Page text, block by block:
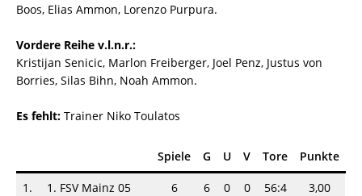
Boos, Elias Ammon, Lorenzo Purpura.
Vordere Reihe v.l.n.r.:
Kristijan Senicic, Marlon Freiberger, Joel Penz, Justus von
Borries, Silas Bihn, Noah Ammon.
Es fehlt: Trainer Niko Toulatos
Spiele G U V Tore Punkte
1. 1. FSV Mainz 05 6 6 0 0 56:4
3,00